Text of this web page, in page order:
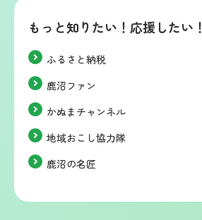
もっと知りたい！応援したい！
ふるさと納税
鹿沼ファン
かぬまチャンネル
地域おこし協力隊
鹿沼の名匠